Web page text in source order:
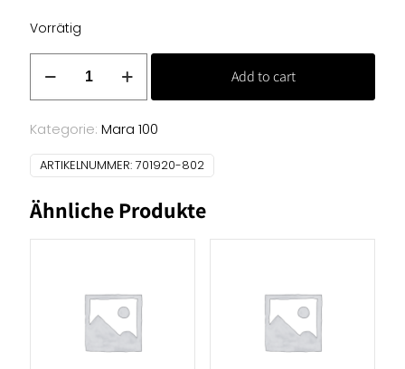
Vorrätig
(802)
Menge
Add to cart
Kategorie: Mara 100
ARTIKELNUMMER: 701920-802
Ähnliche Produkte